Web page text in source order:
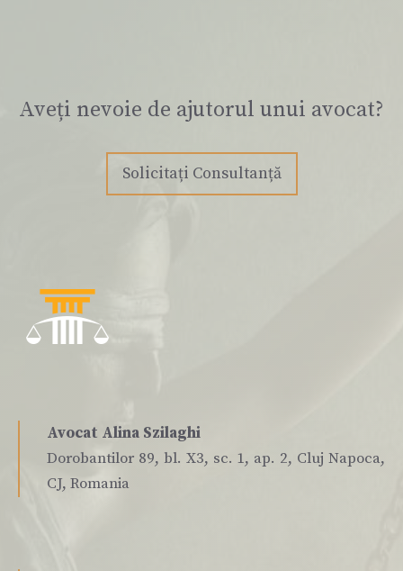
Aveți nevoie de ajutorul unui avocat?
Solicitați Consultanță
Avocat Alina Szilaghi
Dorobantilor 89, bl. X3, sc. 1, ap. 2, Cluj Napoca,
CJ, Romania